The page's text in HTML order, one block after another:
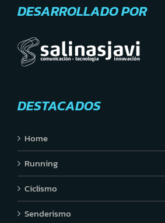
DESARROLLADO POR
DESTACADOS
Home
Running
Ciclismo
Senderismo